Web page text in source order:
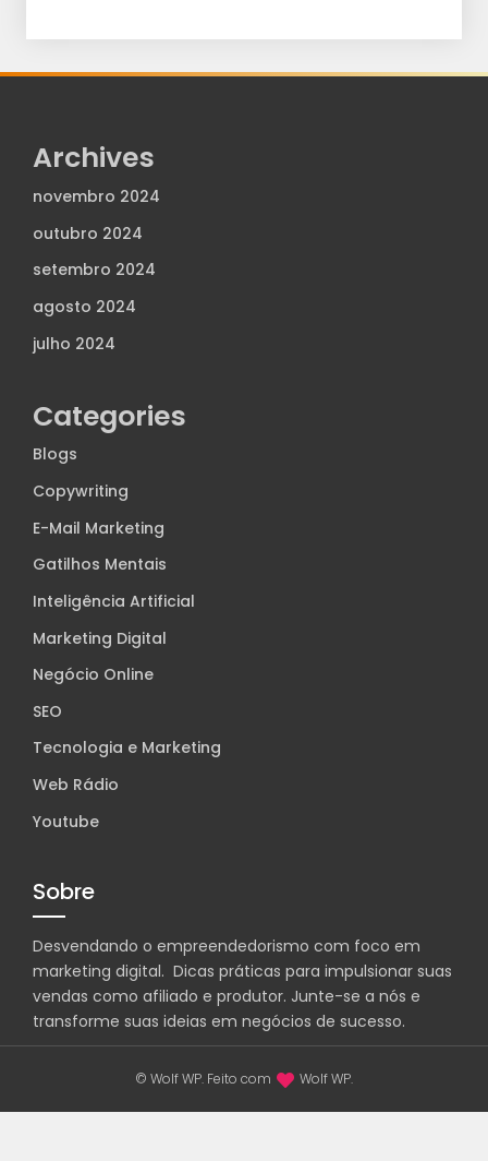
Archives
novembro 2024
outubro 2024
setembro 2024
agosto 2024
julho 2024
Categories
Blogs
Copywriting
E-Mail Marketing
Gatilhos Mentais
Inteligência Artificial
Marketing Digital
Negócio Online
SEO
Tecnologia e Marketing
Web Rádio
Youtube
Sobre
Desvendando o empreendedorismo com foco em
marketing digital. Dicas práticas para impulsionar suas
vendas como afiliado e produtor. Junte-se a nós e
transforme suas ideias em negócios de sucesso.
© Wolf WP. Feito com Wolf WP.